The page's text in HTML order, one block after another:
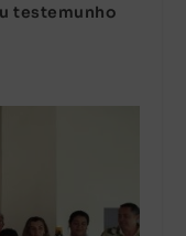
testemunho